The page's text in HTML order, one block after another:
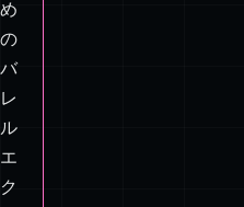
う
に
す
る
た
め
の